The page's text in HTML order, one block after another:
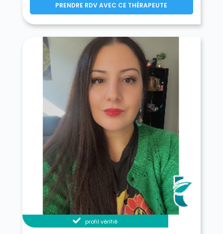
PRENDRE RDV AVEC CE THÉRAPEUTE
profil vérifié